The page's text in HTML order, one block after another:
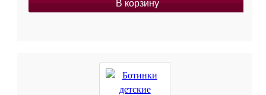
В корзину